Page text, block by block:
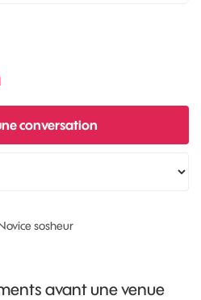
conversation
avant une venue
sosheur